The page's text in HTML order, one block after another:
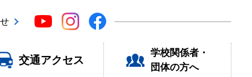
交通アクセス
学校関係者・
団体の方へ